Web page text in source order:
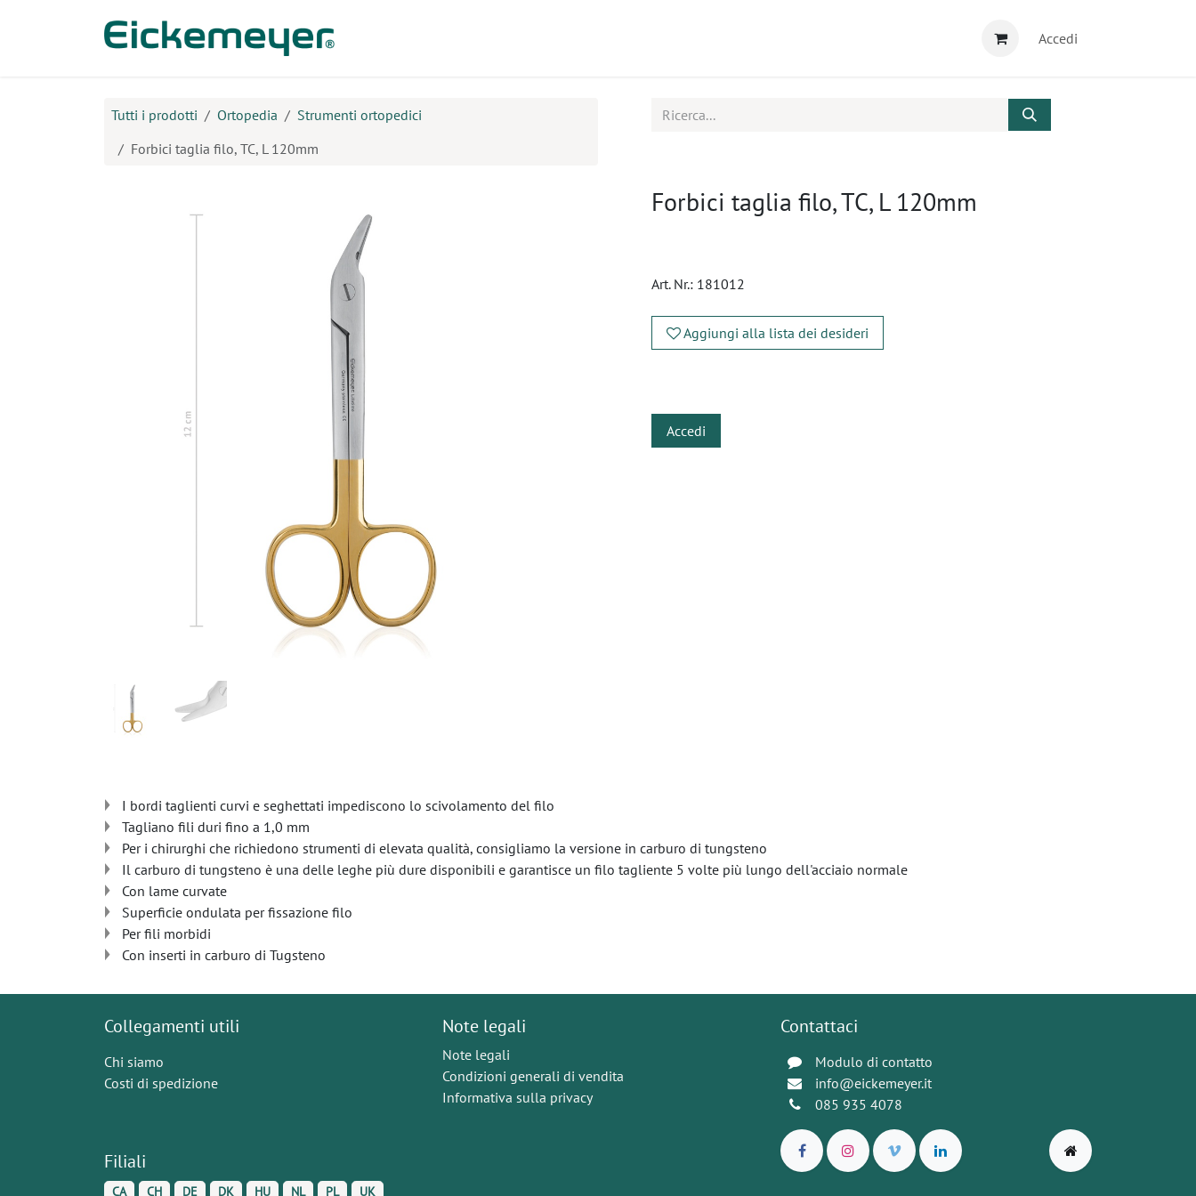
Accedi
Tutti i prodotti Ortopedia
Strumenti ortopedici
Forbici taglia filo, TC, L 120mm
Forbici taglia filo, TC, L 120mm
Art. Nr.: 181012
Aggiungi alla lista dei desideri
Accedi
I bordi taglienti curvi e seghettati impediscono lo scivolamento del filo
Tagliano fili duri fino a 1,0 mm
Per i chirurghi che richiedono strumenti di elevata qualità, consigliamo la versione in carburo di tungsteno
Il carburo di tungsteno è una delle leghe più dure disponibili e garantisce un filo tagliente 5 volte più lungo dell'acciaio normale
Con lame curvate
Superficie ondulata per fissazione filo
Per fili morbidi
Con inserti in carburo di Tugsteno
Collegamenti utili
Chi siamo
Costi di spedizione
Filiali
CA CH DE DK HU NL PL UK
Note legali
Note legali
Condizioni generali di vendita
Informativa sulla privacy
Contattaci
Modulo di contatto
info@eickemeyer.it
085 935 4078